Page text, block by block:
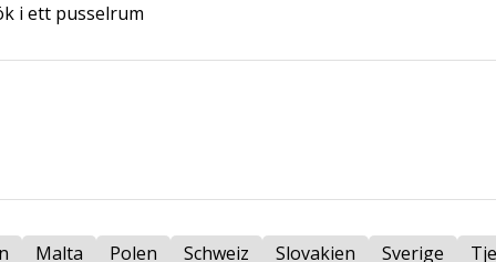
i ett pusselrum
Malta Polen Schweiz Slovakien Sverige